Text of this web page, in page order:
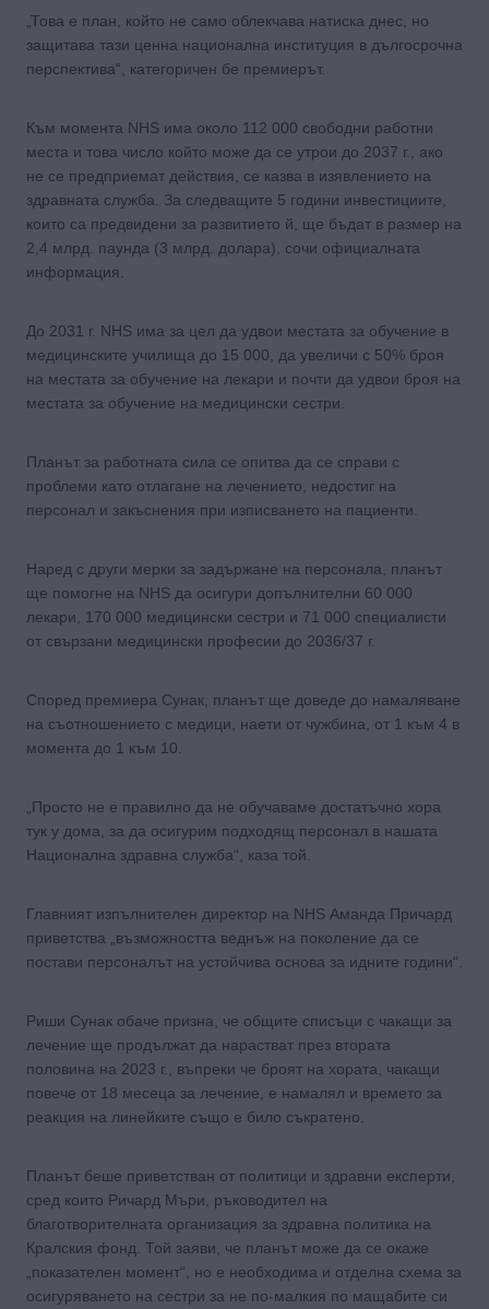
„Това е план, който не само облекчава натиска днес, но
защитава тази ценна национална институция в дългосрочна
перспектива“, категоричен бе премиерът.
Към момента NHS има около 112 000 свободни работни
места и това число който може да се утрои до 2037 г., ако
не се предприемат действия, се казва в изявлението на
здравната служба. За следващите 5 години инвестициите,
които са предвидени за развитието й, ще бъдат в размер на
2,4 млрд. паунда (3 млрд. долара), сочи официалната
информация.
До 2031 г. NHS има за цел да удвои местата за обучение в
медицинските училища до 15 000, да увеличи с 50% броя
на местата за обучение на лекари и почти да удвои броя на
местата за обучение на медицински сестри.
Планът за работната сила се опитва да се справи с
проблеми като отлагане на лечението, недостиг на
персонал и закъснения при изписването на пациенти.
Наред с други мерки за задържане на персонала, планът
ще помогне на NHS да осигури допълнителни 60 000
лекари, 170 000 медицински сестри и 71 000 специалисти
от свързани медицински професии до 2036/37 г.
Според премиера Сунак, планът ще доведе до намаляване
на съотношението с медици, наети от чужбина, от 1 към 4 в
момента до 1 към 10.
„Просто не е правилно да не обучаваме достатъчно хора
тук у дома, за да осигурим подходящ персонал в нашата
Национална здравна служба“, каза той.
Главният изпълнителен директор на NHS Аманда Причард
приветства „възможността веднъж на поколение да се
постави персоналът на устойчива основа за идните години“.
Риши Сунак обаче призна, че общите списъци с чакащи за
лечение ще продължат да нарастват през втората
половина на 2023 г., въпреки че броят на хората, чакащи
повече от 18 месеца за лечение, е намалял и времето за
реакция на линейките също е било съкратено.
Планът беше приветстван от политици и здравни експерти,
сред които Ричард Мъри, ръководител на
благотворителната организация за здравна политика на
Кралския фонд. Той заяви, че планът може да се окаже
„показателен момент“, но е необходима и отделна схема за
осигуряването на сестри за не по-малкия по мащабите си